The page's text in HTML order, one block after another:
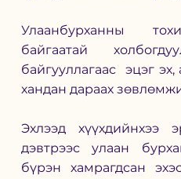
Улаанбурханны
байгаатай
байгууллагаас  эцэг
хандан дараах
Эхлээд хүүхдийнхээ
дэвтрээс улаан
бүрэн хамрагдсан